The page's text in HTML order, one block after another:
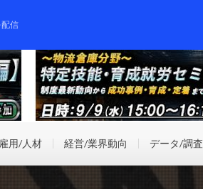
信
雇用/人材 経営/業界動向 データ/調査